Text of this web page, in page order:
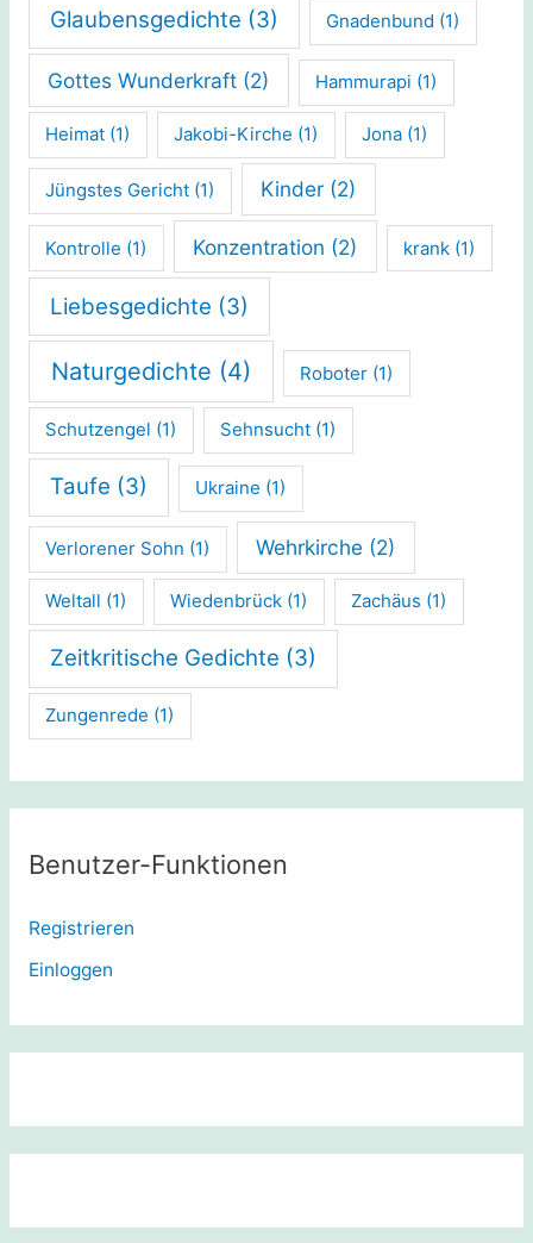
Glaubensgedichte (3) Gnadenbund (1)
Gottes Wunderkraft (2) Hammurapi (1)
Heimat (1) Jakobi-Kirche (1) Jona (1)
Jüngstes Gericht (1) Kinder (2)
Kontrolle (1) Konzentration (2) krank (1)
Liebesgedichte (3)
Naturgedichte (4) Roboter (1)
Schutzengel (1) Sehnsucht (1)
Taufe (3) Ukraine (1)
Verlorener Sohn (1) Wehrkirche (2)
Weltall (1) Wiedenbrück (1) Zachäus (1)
Zeitkritische Gedichte (3)
Zungenrede (1)
Benutzer-Funktionen
Registrieren
Einloggen